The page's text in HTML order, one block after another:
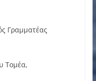
Γραμματέας
Τομέα,